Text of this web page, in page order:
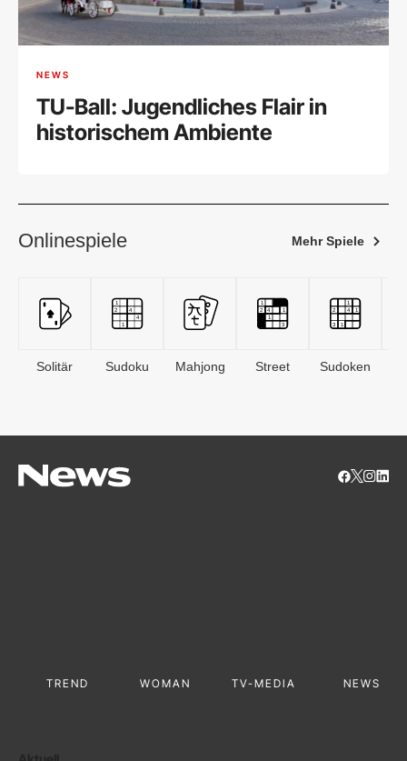
NEWS
TU-Ball: Jugendliches Flair in
historischem Ambiente
Onlinespiele Mehr Spiele
Solitär Sudoku Mahjong Street Sudoken
TREND WOMAN TV-MEDIA NEWS